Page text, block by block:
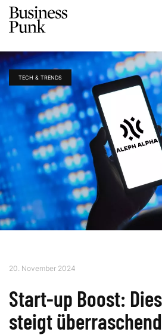
TECH & TRENDS
20. November 2024
Start-up Boost:
steigt